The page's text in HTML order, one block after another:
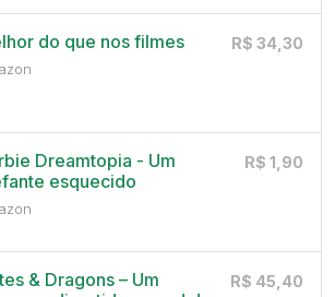
do que nos filmes R$ 34,30
Dreamtopia - Um
esquecido
R$ 1,90
& Dragons – Um
R$ 45,40